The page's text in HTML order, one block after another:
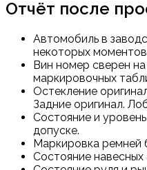
Отчёт после
Автомобиль в
некоторых
Вин номер сверен
маркировочных
Остекление
Задние оригинал.
Состояние и
допуске.
Маркировка ремней
Состояние навесных